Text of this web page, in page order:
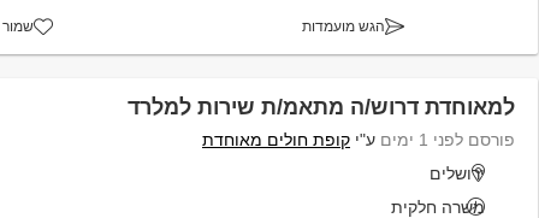
הגש מועמדות שמור
למאוחדת דרוש/ה מתאמ/ת שירות למלרד
פורסם לפני 1 ימים ע"י קופת חולים מאוחדת
ירושלים
משרה חלקית